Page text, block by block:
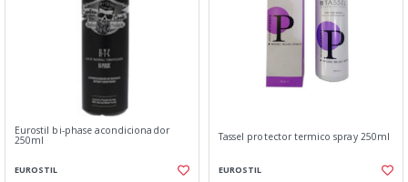
Eurostil bi-phase acondicionador
250ml
EUROSTIL
Tassel protector termico spray 250ml
EUROSTIL